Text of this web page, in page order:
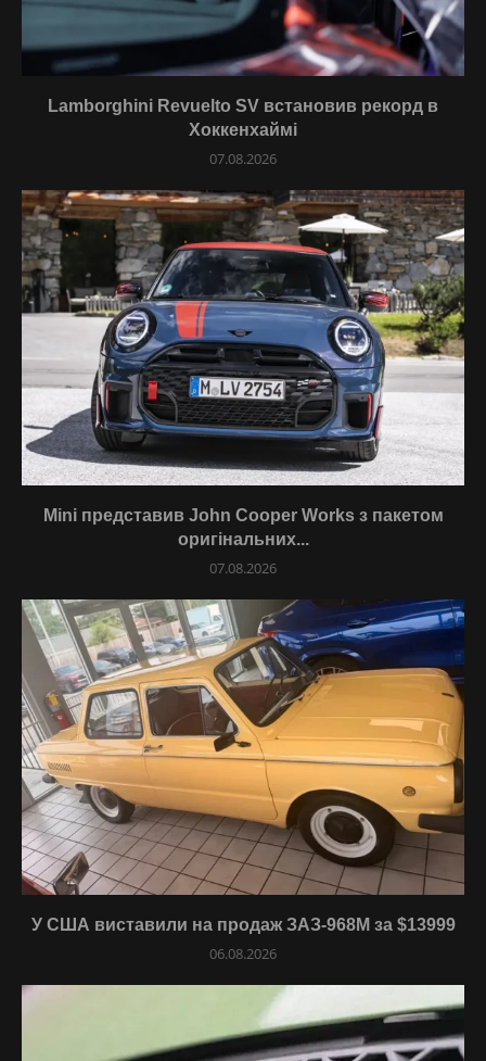
Lamborghini Revuelto SV встановив рекорд в
Хоккенхаймі
07.08.2026
Mini представив John Cooper Works з пакетом
оригінальних...
07.08.2026
У США виставили на продаж ЗАЗ-968М за $13999
06.08.2026